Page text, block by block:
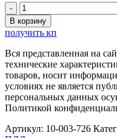
Количество
товара
Комплект
тематических
магнитных
моделей
автомобилей
ZILUO
В корзину
получить кп
Вся представленная на
технические
товаров, носит
условиях не является
персональных данных
Политикой
Артикул: 10-003-726